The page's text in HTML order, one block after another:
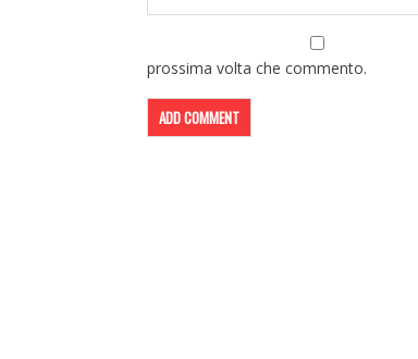
prossima volta che commento.